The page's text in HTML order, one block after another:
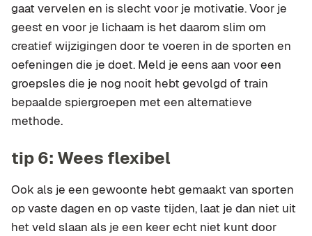
gaat vervelen en is slecht voor je motivatie. Voor je
geest en voor je lichaam is het daarom slim om
creatief wijzigingen door te voeren in de sporten en
oefeningen die je doet. Meld je eens aan voor een
groepsles die je nog nooit hebt gevolgd of train
bepaalde spiergroepen met een alternatieve
methode.
tip 6: Wees flexibel
Ook als je een gewoonte hebt gemaakt van sporten
op vaste dagen en op vaste tijden, laat je dan niet uit
het veld slaan als je een keer echt niet kunt door